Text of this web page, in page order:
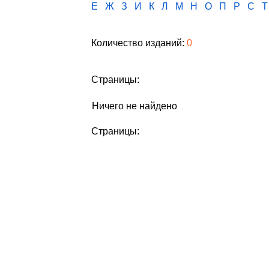
Е
Ж З И К Л М Н О П Р С Т
Количество изданий: 0
Страницы:
Ничего не найдено
Страницы: